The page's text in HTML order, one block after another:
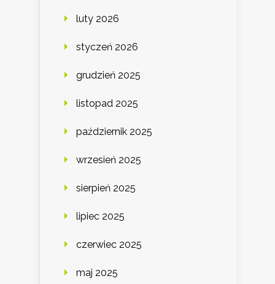
luty 2026
styczeń 2026
grudzień 2025
listopad 2025
październik 2025
wrzesień 2025
sierpień 2025
lipiec 2025
czerwiec 2025
maj 2025